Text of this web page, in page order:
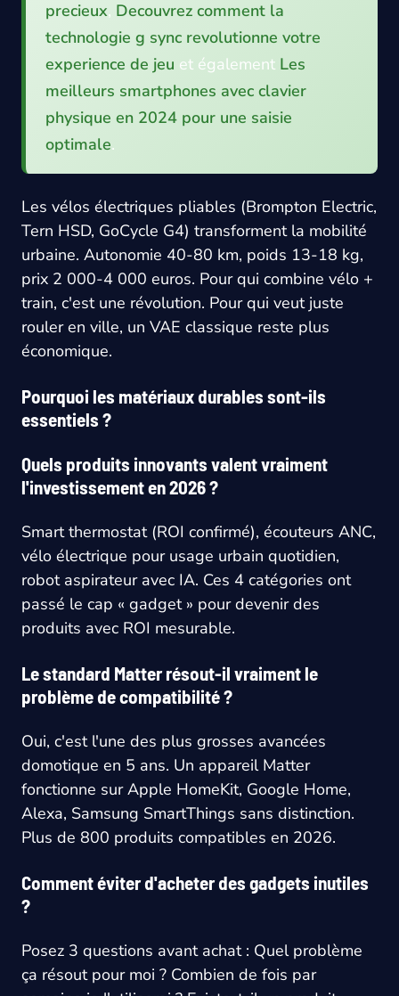
precieux, Decouvrez comment la
technologie g sync revolutionne votre
experience de jeu et également Les
meilleurs smartphones avec clavier
physique en 2024 pour une saisie
optimale.
Les vélos électriques pliables (Brompton Electric,
Tern HSD, GoCycle G4) transforment la mobilité
urbaine. Autonomie 40-80 km, poids 13-18 kg,
prix 2 000-4 000 euros. Pour qui combine vélo +
train, c'est une révolution. Pour qui veut juste
rouler en ville, un VAE classique reste plus
économique.
Pourquoi les matériaux durables sont-ils
essentiels ?
Quels produits innovants valent vraiment
l'investissement en 2026 ?
Smart thermostat (ROI confirmé), écouteurs ANC,
vélo électrique pour usage urbain quotidien,
robot aspirateur avec IA. Ces 4 catégories ont
passé le cap « gadget » pour devenir des
produits avec ROI mesurable.
Le standard Matter résout-il vraiment le
problème de compatibilité ?
Oui, c'est l'une des plus grosses avancées
domotique en 5 ans. Un appareil Matter
fonctionne sur Apple HomeKit, Google Home,
Alexa, Samsung SmartThings sans distinction.
Plus de 800 produits compatibles en 2026.
Comment éviter d'acheter des gadgets inutiles
?
Posez 3 questions avant achat : Quel problème
ça résout pour moi ? Combien de fois par